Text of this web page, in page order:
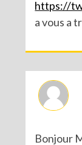
https://
a vous a
Bonjour